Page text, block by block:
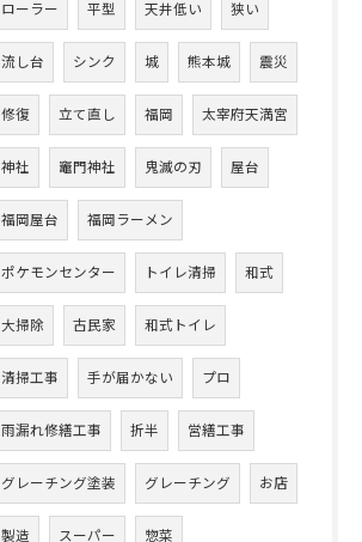
ローラー 平型 天井低い 狭い
流し台 シンク 城 熊本城 震災
修復 立て直し 福岡 太宰府天満宮
神社 竈門神社 鬼滅の刃 屋台
福岡屋台 福岡ラーメン
ポケモンセンター トイレ清掃 和式
大掃除 古民家 和式トイレ
清掃工事 手が届かない プロ
雨漏れ修繕工事 折半 営繕工事
グレーチング塗装 グレーチング お店
製造 スーパー 惣菜